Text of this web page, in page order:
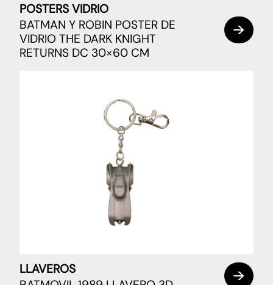
POSTERS VIDRIO
BATMAN Y ROBIN POSTER DE
VIDRIO THE DARK KNIGHT
RETURNS DC 30×60 CM
LLAVEROS